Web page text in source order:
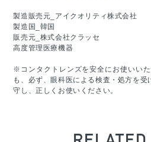
製造販売元_アイクオリティ株式会社
製造国_韓国
販売元_株式会社クラッセ
高度管理医療機器
※コンタクトレンズを安全にお使いい
も、必ず、眼科医による検査・処方を
守し、正しくお使いください。